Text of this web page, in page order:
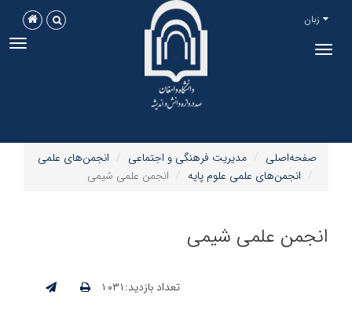
Toggle
زبان
صفحه‌اصلی مدیریت فرهنگی و اجتماعی
انجمن‌های علمی
انجمن‌های علمی علوم پایه
انجمن علمی شیمی
انجمن علمی شیمی
تعداد بازدید:۱۰۳۱